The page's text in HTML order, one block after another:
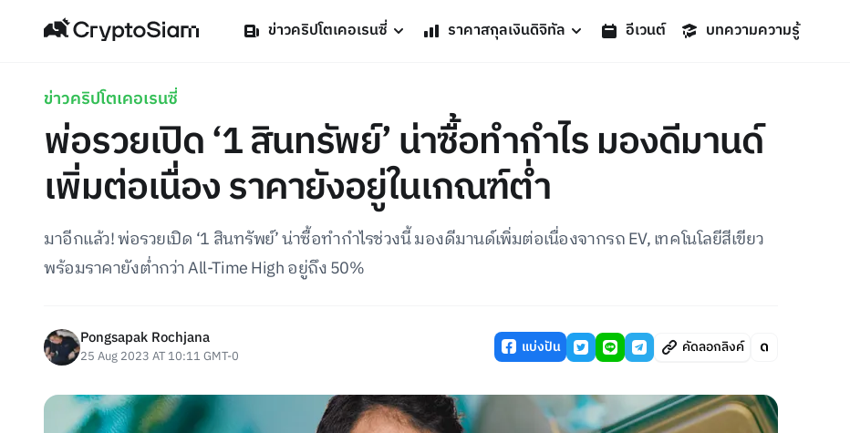
ข่าวคริปโตเคอเรนซี่ ราคาสกุลเงินดิจิทัล อีเวนต์ บทความความรู้
ข่าวคริปโตเคอเรนซี่
พ่อรวยเปิด ‘1 สินทรัพย์’ น่าซื้อทำกำไร มองดีมานด์
เพิ่มต่อเนื่อง ราคายังอยู่ในเกณฑ์ต่ำ
มาอีกแล้ว! พ่อรวยเปิด ‘1 สินทรัพย์’ น่าซื้อทำกำไรช่วงนี้ มองดีมานด์เพิ่มต่อเนื่องจากรถ EV, เทคโนโลยีสีเขียว
พร้อมราคายังต่ำกว่า All-Time High อยู่ถึง 50%
Pongsapak Rochjana
25 Aug 2023 AT 10:11 GMT-0 แบ่งปัน คัดลอกลิงค์